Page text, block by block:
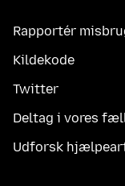
Rapportér
Kildekode
Twitter
Deltag i vores
Udforsk